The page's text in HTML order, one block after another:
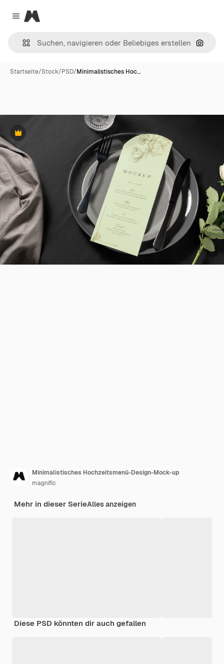
Close menu
Magnific
Nach
Startseite/Stock/PSD/Minimalistisches Hoc…
Premium
Minimalistisches Hochzeitsmenü-Design-Mock-up
magnific
Mehr in dieser SerieAlles anzeigen
Diese PSD könnten dir auch gefallen